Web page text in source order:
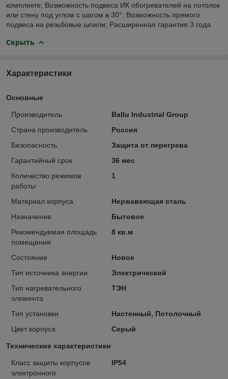
комплекте; Возможность подвеса ИК обогревателей на потолок
или стену под углом с шагом в 30°; Возможность прямого
подвеса на резьбовые шпили; Расширенная гарантия 3 года.
Скрыть
Характеристики
Основные
Производитель
Ballu Industrial Group
Страна производитель
Россия
Безопасность
Защита от перегрева
Гарантийный срок
36 мес
Количество режимов
работы
1
Материал корпуса
Нержавеющая сталь
Назначение
Бытовое
Рекомендуемая площадь
помещения
8 кв.м
Состояние
Новое
Тип источника энергии
Электрический
Тип нагревательного
элемента
ТЭН
Тип установки
Настенный, Потолочный
Цвет корпуса
Серый
Технические характеристики
Класс защиты корпусов
электронного
IP54